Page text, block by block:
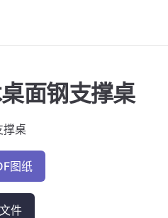
面钢支撑桌
撑桌
图纸
件